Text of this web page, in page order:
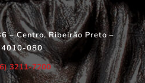
– Centro, Ribeirão Preto –
080
3211-7200